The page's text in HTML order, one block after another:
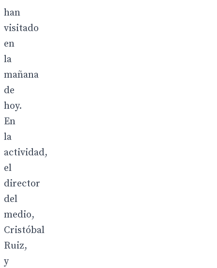
han
visitado
en
la
mañana
de
hoy.
En
la
actividad,
el
director
del
medio,
Cristóbal
Ruiz,
y